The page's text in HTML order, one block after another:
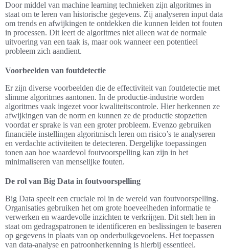
Door middel van machine learning technieken zijn algoritmes in
staat om te leren van historische gegevens. Zij analyseren input data
om trends en afwijkingen te ontdekken die kunnen leiden tot fouten
in processen. Dit leert de algoritmes niet alleen wat de normale
uitvoering van een taak is, maar ook wanneer een potentieel
probleem zich aandient.
Voorbeelden van foutdetectie
Er zijn diverse voorbeelden die de effectiviteit van foutdetectie met
slimme algoritmes aantonen. In de productie-industrie worden
algoritmes vaak ingezet voor kwaliteitscontrole. Hier herkennen ze
afwijkingen van de norm en kunnen ze de productie stopzetten
voordat er sprake is van een groter probleem. Evenzo gebruiken
financiële instellingen algoritmisch leren om risico’s te analyseren
en verdachte activiteiten te detecteren. Dergelijke toepassingen
tonen aan hoe waardevol foutvoorspelling kan zijn in het
minimaliseren van menselijke fouten.
De rol van Big Data in foutvoorspelling
Big Data speelt een cruciale rol in de wereld van foutvoorspelling.
Organisaties gebruiken het om grote hoeveelheden informatie te
verwerken en waardevolle inzichten te verkrijgen. Dit stelt hen in
staat om gedragspatronen te identificeren en beslissingen te baseren
op gegevens in plaats van op onderbuikgevoelens. Het toepassen
van data-analyse en patroonherkenning is hierbij essentieel.